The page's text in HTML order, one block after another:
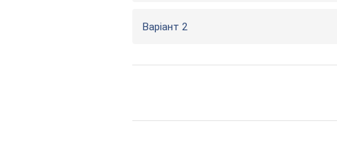
Варіант 2